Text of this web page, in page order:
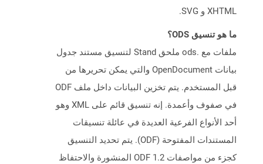
XHTML و SVG.
ما هو تنسيق ODS؟
ملفات مع .ods ملحق Stand لتنسيق مستند جدول
بيانات OpenDocument والتي يمكن تحريرها من
قبل المستخدم. يتم تخزين البيانات داخل ملف ODF
في صفوف وأعمدة. إنه تنسيق قائم على XML وهو
أحد الأنواع الفرعية العديدة في عائلة تنسيقات
المستندات المفتوحة (ODF). يتم تحديد التنسيق
كجزء من مواصفات ODF 1.2 المنشورة والاحتفاظ